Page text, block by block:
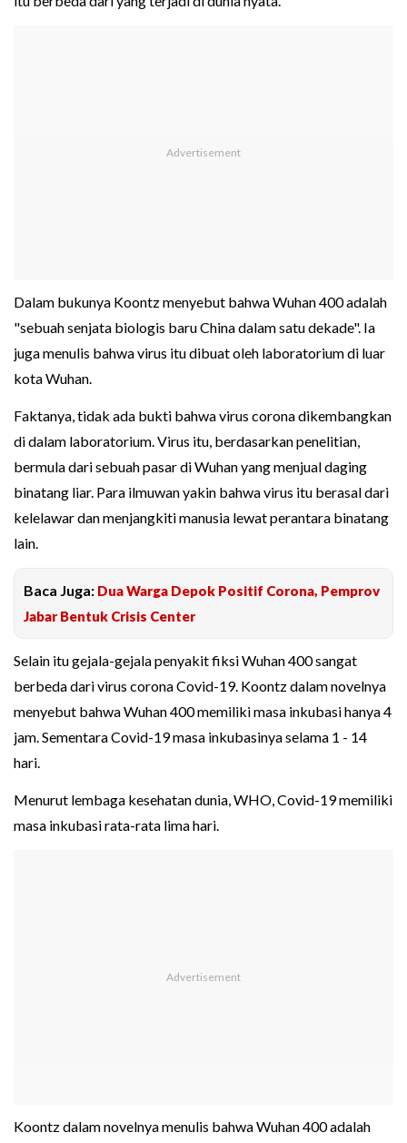
Dalam bukunya Koontz menyebut bahwa Wuhan 400 adalah
"sebuah senjata biologis baru China dalam satu dekade". Ia
juga menulis bahwa virus itu dibuat oleh laboratorium di luar
kota Wuhan.
Faktanya, tidak ada bukti bahwa virus corona dikembangkan
di dalam laboratorium. Virus itu, berdasarkan penelitian,
bermula dari sebuah pasar di Wuhan yang menjual daging
binatang liar. Para ilmuwan yakin bahwa virus itu berasal dari
kelelawar dan menjangkiti manusia lewat perantara binatang
lain.
Baca Juga: Dua Warga Depok Positif Corona, Pemprov
Jabar Bentuk Crisis Center
Selain itu gejala-gejala penyakit fiksi Wuhan 400 sangat
berbeda dari virus corona Covid-19. Koontz dalam novelnya
menyebut bahwa Wuhan 400 memiliki masa inkubasi hanya 4
jam. Sementara Covid-19 masa inkubasinya selama 1 - 14
hari.
Menurut lembaga kesehatan dunia, WHO, Covid-19 memiliki
masa inkubasi rata-rata lima hari.
Koontz dalam novelnya menulis bahwa Wuhan 400 adalah